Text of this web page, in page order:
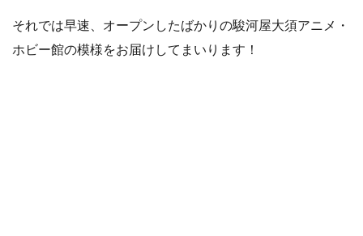
それでは早速、オープンしたばかりの駿河屋大須アニメ・
ホビー館の模様をお届けしてまいります！